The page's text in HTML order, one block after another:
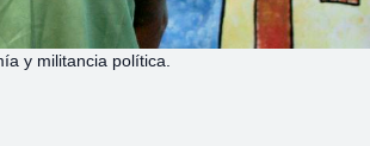
y militancia política.